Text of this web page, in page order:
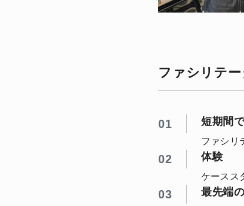
ファシリテ
01 短期間
ファシリ
02 体験
ケースス
03 最先端